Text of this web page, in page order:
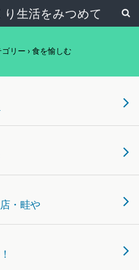
り生活をみつめて
リー › 食を愉しむ
・畦や